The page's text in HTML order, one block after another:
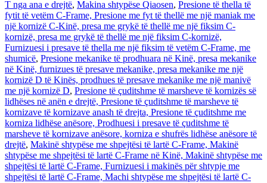
T nga ana e drejtë, Makina shtypëse Qiaosen, Presione të thella të
fytit të vetëm C-Frame, Presione me fyt të thellë me një maniak me
një kornizë C-Kinë, presa me grykë të thellë me një fiksim C-
kornizë, presa me grykë të thellë me një fiksim C-kornizë,
Furnizuesi i presave të thella me një fiksim të vetëm C-Frame, me
shumicë, Presione mekanike të prodhuara në Kinë, presa mekanike
në Kinë, furnizues të presave mekanike, presa mekanike me një
kornizë D të Kinës, prodhues të presave mekanike me një manivë
me një kornizë D, Presione të çuditshme të marsheve të kornizës së
lidhëses në anën e drejtë, Presione të çuditshme të marsheve të
kornizave të kornizave anash të drejta, Presione të çuditshme me
korniza lidhëse anësore, Prodhuesi i presave të çuditshme të
marsheve të kornizave anësore, korniza e shufrës lidhëse anësore të
drejtë, Makinë shtypëse me shpejtësi të lartë C-Frame, Makinë
shtypëse me shpejtësi të lartë C-Frame në Kinë, Makinë shtypëse me
shpejtësi të lartë C-Frame, Furnizuesi i makinës për shtypje me
shpejtësi të lartë C-Frame, Machi shtypëse me shpejtësi të lartë C-